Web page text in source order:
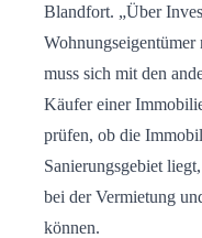
Blandfort. „Über
Wohnungseigentümer
muss sich mit den
Käufer einer
prüfen, ob die
Sanierungsgebiet
bei der Vermietung
können.